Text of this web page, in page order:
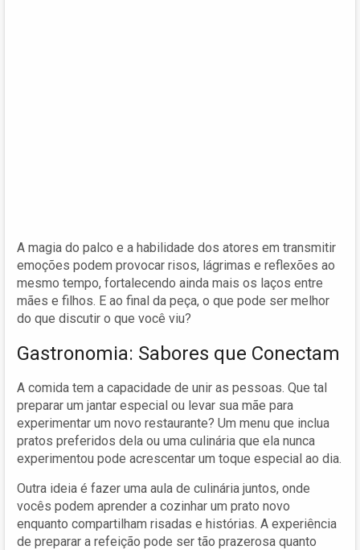
A magia do palco e a habilidade dos atores em transmitir
emoções podem provocar risos, lágrimas e reflexões ao
mesmo tempo, fortalecendo ainda mais os laços entre
mães e filhos. E ao final da peça, o que pode ser melhor
do que discutir o que você viu?
Gastronomia: Sabores que Conectam
A comida tem a capacidade de unir as pessoas. Que tal
preparar um jantar especial ou levar sua mãe para
experimentar um novo restaurante? Um menu que inclua
pratos preferidos dela ou uma culinária que ela nunca
experimentou pode acrescentar um toque especial ao dia.
Outra ideia é fazer uma aula de culinária juntos, onde
vocês podem aprender a cozinhar um prato novo
enquanto compartilham risadas e histórias. A experiência
de preparar a refeição pode ser tão prazerosa quanto